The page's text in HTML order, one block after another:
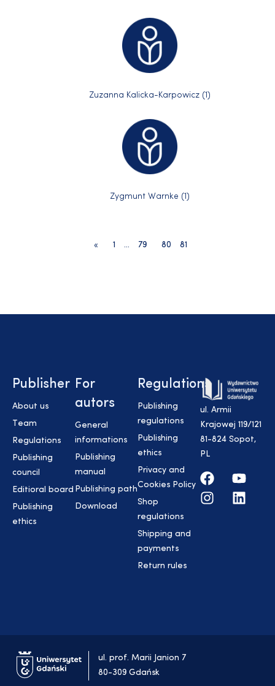
Zuzanna Kalicka-Karpowicz (1)
Zygmunt Warnke (1)
« 1 … 79 80 81
Publisher
About us
Team
Regulations
Publishing
council
Editioral board
Publishing
ethics
For
autors
General
informations
Publishing
manual
Publishing path
Download
Regulations
Publishing
regulations
Publishing
ethics
Privacy and
Cookies Policy
Shop
regulations
Shipping and
payments
Return rules
ul. Armii
Krajowej 119/121
81-824 Sopot,
PL
ul. prof. Marii Janion 7
80-309 Gdańsk